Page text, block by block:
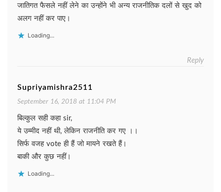
जातिगत फैसले नहीं लेने का उन्होंने भी अन्य राजनीतिक दलों से खुद को
अलग नहीं कर पाए।
Loading...
Reply
Supriyamishra2511
September 16, 2018 at 11:04 PM
बिल्कुल सही कहा sir,
ये उम्मीद नहीं थी, लेकिन राजनीति कर गए ।।
सिर्फ वजह vote ही हैं जो मायने रखते हैं।
बाकी और कुछ नहीं।
Loading...